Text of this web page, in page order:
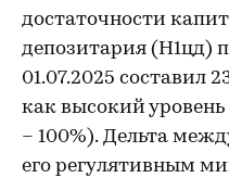
достаточности
депозитария (Н1цд)
01.07.2025 составил
как высокий
– 100%). Дельта
его регулятивным